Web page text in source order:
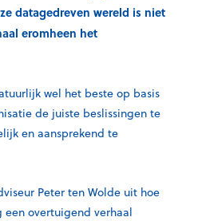
datagedreven wereld is niet
eromheen het
wel het beste op basis
de juiste beslissingen te
en aansprekend te
Peter ten Wolde uit hoe
overtuigend verhaal